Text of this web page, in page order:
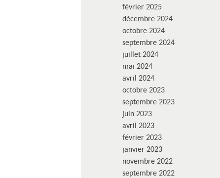
février 2025
décembre 2024
octobre 2024
septembre 2024
juillet 2024
mai 2024
avril 2024
octobre 2023
septembre 2023
juin 2023
avril 2023
février 2023
janvier 2023
novembre 2022
septembre 2022